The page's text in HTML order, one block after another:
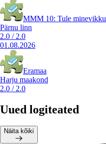
MMM 10: Tule minevikku
Pärnu linn
2.0 / 2.0
01.08.2026
Eramaa
Harju maakond
2.0 / 2.0
Uued logiteated
Näita kõiki